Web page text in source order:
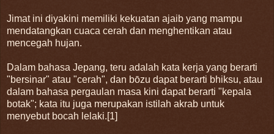
Jimat ini diyakini memiliki kekuatan ajaib yang mampu
mendatangkan cuaca cerah dan menghentikan atau
mencegah hujan.
Dalam bahasa Jepang, teru adalah kata kerja yang berarti
"bersinar" atau "cerah", dan bōzu dapat berarti bhiksu, atau
dalam bahasa pergaulan masa kini dapat berarti "kepala
botak"; kata itu juga merupakan istilah akrab untuk
menyebut bocah lelaki.[1]